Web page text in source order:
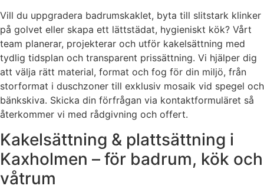
Vill du uppgradera badrumskaklet, byta till slitstark klinker
på golvet eller skapa ett lättstädat, hygieniskt kök? Vårt
team planerar, projekterar och utför kakelsättning med
tydlig tidsplan och transparent prissättning. Vi hjälper dig
att välja rätt material, format och fog för din miljö, från
storformat i duschzoner till exklusiv mosaik vid spegel och
bänkskiva. Skicka din förfrågan via kontaktformuläret så
återkommer vi med rådgivning och offert.
Kakelsättning & plattsättning i
Kaxholmen – för badrum, kök och
våtrum